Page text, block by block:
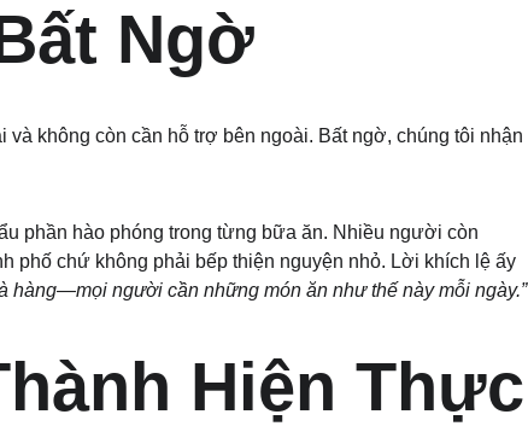
Ngờ
không còn cần hỗ trợ bên ngoài. Bất ngờ, chúng tôi nhận
phần hào phóng trong từng bữa ăn. Nhiều người còn
phố chứ không phải bếp thiện nguyện nhỏ. Lời khích lệ ấy
hàng—mọi người cần những món ăn như thế này mỗi ngày.”
Hiện Thực